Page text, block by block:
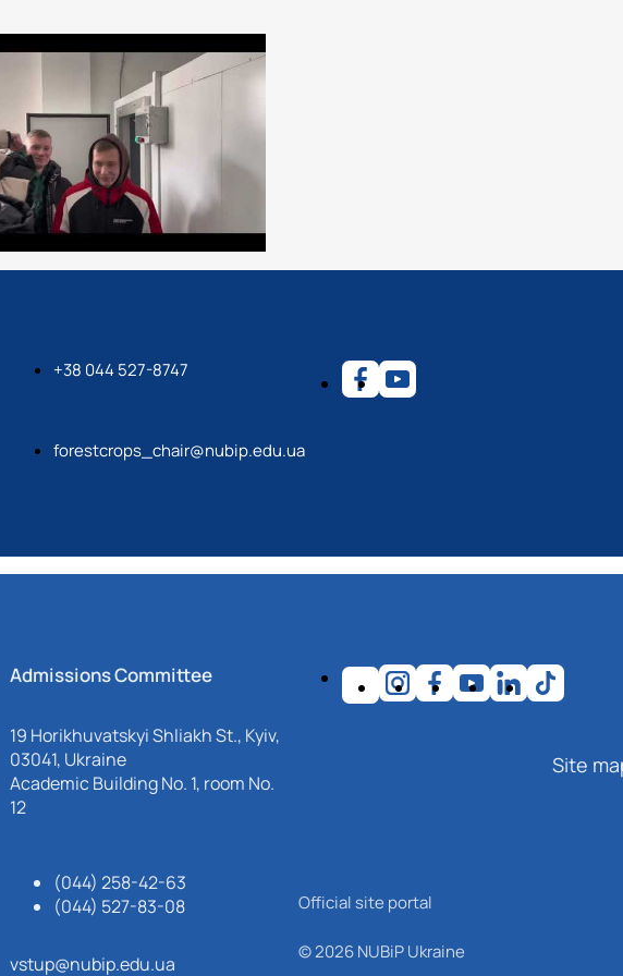
+38 044 527-8747
forestcrops_chair@nubip.edu.ua
Admissions Committee
19 Horikhuvatskyi Shliakh St., Kyiv,
03041, Ukraine
Academic Building No. 1, room No.
12
(044) 258-42-63
(044) 527-83-08
vstup@nubip.edu.ua
Site
Official site portal
© 2026 NUBiP Ukraine